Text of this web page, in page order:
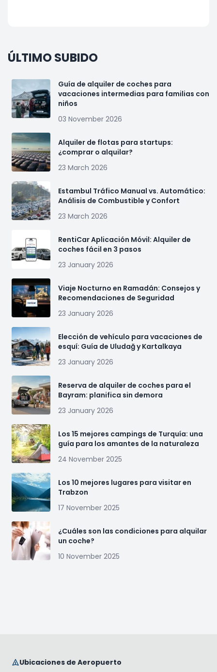
ÚLTIMO SUBIDO
Guía de alquiler de coches para
vacaciones intermedias para familias con
niños
03 November 2026
Alquiler de flotas para startups:
¿comprar o alquilar?
23 March 2026
Estambul Tráfico Manual vs. Automático:
Análisis de Combustible y Confort
23 March 2026
RentiCar Aplicación Móvil: Alquiler de
coches fácil en 3 pasos
23 January 2026
Viaje Nocturno en Ramadán: Consejos y
Recomendaciones de Seguridad
23 January 2026
Elección de vehículo para vacaciones de
esquí: Guía de Uludağ y Kartalkaya
23 January 2026
Reserva de alquiler de coches para el
Bayram: planifica sin demora
23 January 2026
Los 15 mejores campings de Turquía: una
guía para los amantes de la naturaleza
24 November 2025
Los 10 mejores lugares para visitar en
Trabzon
17 November 2025
¿Cuáles son las condiciones para alquilar
un coche?
10 November 2025
Ubicaciones de Aeropuerto